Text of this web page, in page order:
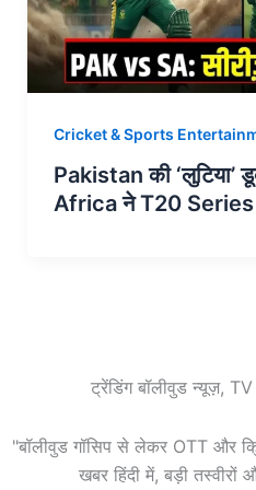
Cricket & Sports
Pakistan की ‘लुटिया’
Africa ने T20 Series में
ट्रेंडिंग बॉलीवुड न्यूज़,
"बॉलीवुड गॉसिप से लेकर OTT और
खबर हिंदी में, बड़ी